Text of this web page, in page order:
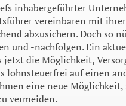
inhabergeführter
vereinbaren mit
abzusichern. Doch so
und -nachfolgen. Ein
die Möglichkeit,
lohnsteuerfrei auf einen
eine neue Möglichkeit,
vermeiden.